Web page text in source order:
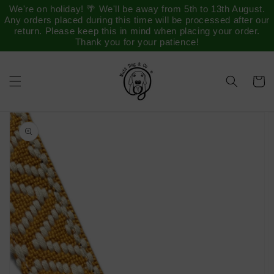
We're on holiday! 🌴 We'll be away from 5th to 13th August.
Any orders placed during this time will be processed after our
return. Please keep this in mind when placing your order.
Thank you for your patience!
para o
conteúdo
a
informação
do produto